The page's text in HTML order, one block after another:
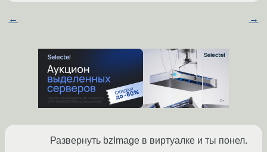
← →
Развернуть bzImage в виртуалке и ты понел.